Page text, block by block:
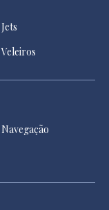
Jets
Veleiros
Navegação